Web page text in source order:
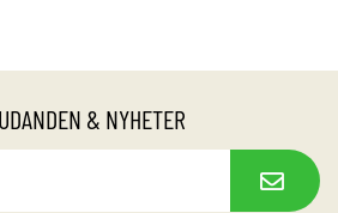
& NYHETER